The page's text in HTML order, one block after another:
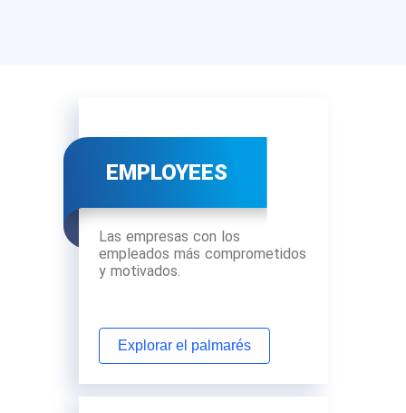
EMPLOYEES
Las empresas con los
empleados más comprometidos
y motivados.
Explorar el palmarés